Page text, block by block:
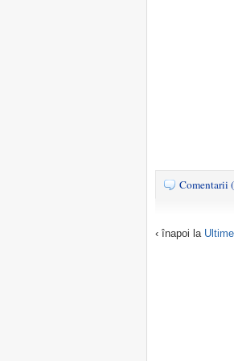
Comentarii
‹ înapoi la